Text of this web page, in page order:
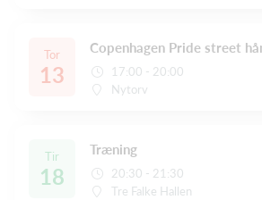
Tor
13
Copenhagen Pride street
17:00 - 20:00
Nytorv
Tir
18
Træning
20:30 - 21:30
Tre Falke Hallen